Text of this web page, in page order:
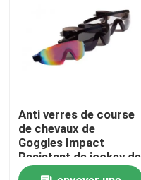
Maison
Anti verres de course
de chevaux de
Goggles Impact
Resistant de jockey de
cheval de brouillard